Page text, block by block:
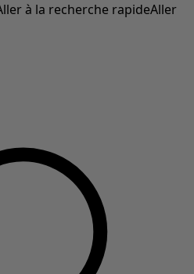
à la recherche rapideAller